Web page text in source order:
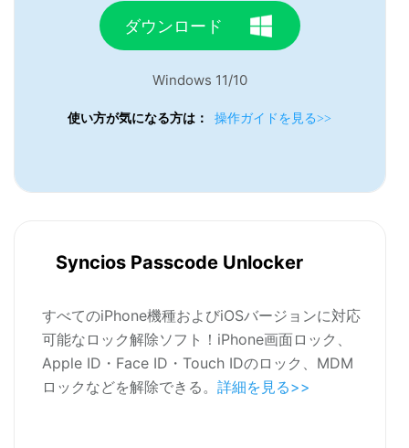
ダウンロード
Windows 11/10
使い方が気になる方は： 操作ガイドを見る>>
Syncios Passcode Unlocker
すべてのiPhone機種およびiOSバージョンに対応
可能なロック解除ソフト！iPhone画面ロック、
Apple ID・Face ID・Touch IDのロック、MDM
ロックなどを解除できる。 詳細を見る>>